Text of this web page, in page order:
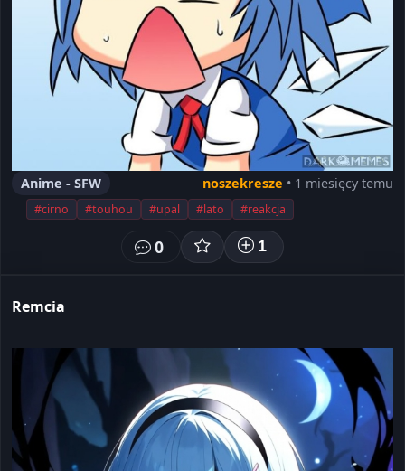
Anime - SFW noszekresze • 1 miesięcy temu
#cirno #touhou #upal #lato #reakcja
0 1
Remcia